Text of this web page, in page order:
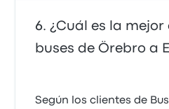
¿Cuál es la
buses de Örebro a
Según los clientes de